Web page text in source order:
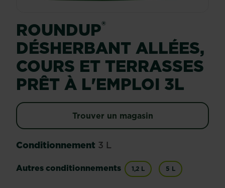
ROUNDUP®
DÉSHERBANT ALLÉES,
COURS ET TERRASSES
PRÊT À L'EMPLOI 3L
Trouver un magasin
Conditionnement 3 L
Autres conditionnements 1,2 L 5 L